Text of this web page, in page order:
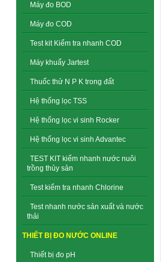
Máy đo BOD
Máy đo COD
Test kit Kiểm tra nhanh COD
Máy khuấy Jartest
Thuốc thử N P K trong đất
Hệ thống lọc TSS
Hệ thống lọc vi sinh Rocker
Hệ thống lọc vi sinh Advantec
TEST KIT kiểm nhanh nước nuôi
trồng thủy sản
Test kiểm tra nhanh Chlorine
Test nhanh nước sản xuất và nước
thải
THIẾT BỊ ĐO NƯỚC ONLINE
Thiết bị đo pH